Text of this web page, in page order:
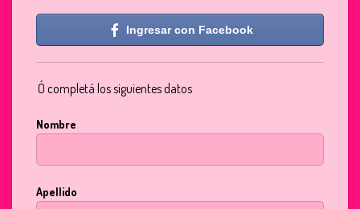
Ingresar con Facebook
Ó completá los siguientes datos
Nombre
Apellido